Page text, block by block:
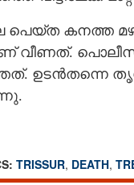
പെയ്‌ത കനത്ത
വീണത്.
ഉടൻതന്നെ
TRISSUR, DEATH,